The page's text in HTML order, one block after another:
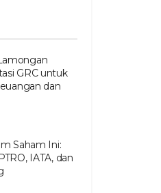
GRC untuk
dan
Saham Ini:
IATA, dan